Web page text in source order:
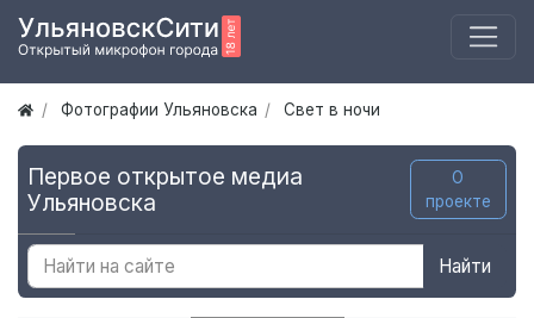
Фотографии Ульяновска Свет в ночи
Первое открытое медиа
Ульяновска
О
проекте
Найти